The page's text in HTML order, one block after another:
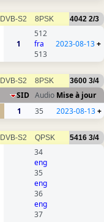
DVB-S2 8PSK 4042 2/3
1
512
fra
513
2023-08-13+
DVB-S2 8PSK 3600 3/4
SID Audio Mise à jour
1 35 2023-08-13+
DVB-S2 QPSK 5416 3/4
34
eng
35
eng
36
eng
37